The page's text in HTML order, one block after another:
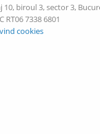
10, biroul 3, sector 3,
RT06 7338 6801
cookies